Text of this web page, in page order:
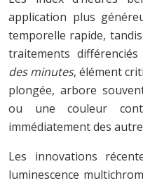
application plus
temporelle rapide,
traitements
des minutes, élément
plongée, arbore
ou une couleur
immédiatement des
Les innovations
luminescence